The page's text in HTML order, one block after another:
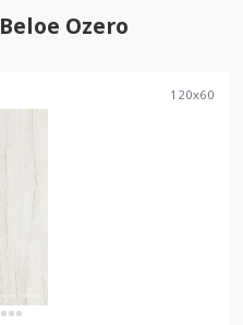
Beloe Ozero
120x60